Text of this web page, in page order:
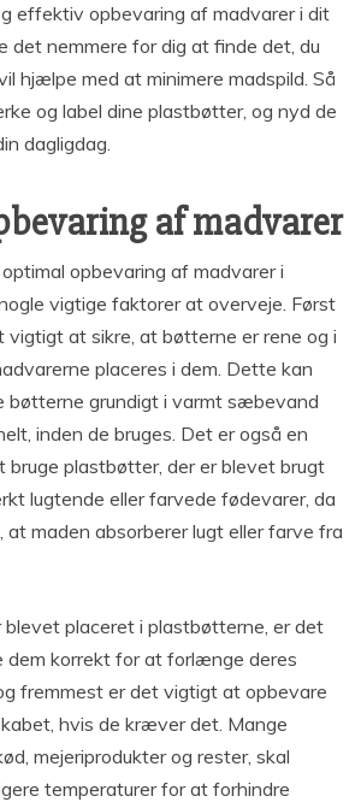
effektiv opbevaring af madvarer i dit
det nemmere for dig at finde det, du
hjælpe med at minimere madspild. Så
og label dine plastbøtter, og nyd de
dagligdag.
af madvarer
opbevaring af madvarer i
vigtige faktorer at overveje. Først
vigtigt at sikre, at bøtterne er rene og i
placeres i dem. Dette kan
bøtterne grundigt i varmt sæbevand
inden de bruges. Det er også en
bruge plastbøtter, der er blevet brugt
lugtende eller farvede fødevarer, da
maden absorberer lugt eller farve fra
blevet placeret i plastbøtterne, er det
dem korrekt for at forlænge deres
fremmest er det vigtigt at opbevare
hvis de kræver det. Mange
mejeriprodukter og rester, skal
temperaturer for at forhindre